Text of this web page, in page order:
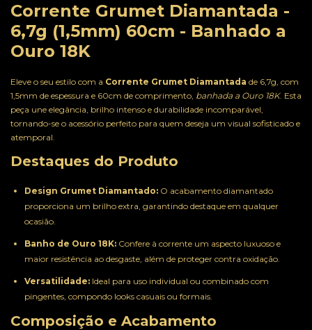
Corrente Grumet Diamantada -
6,7g (1,5mm) 60cm - Banhado a
Ouro 18K
Eleve o seu estilo com a Corrente Grumet Diamantada de 6,7g, com
1,5mm de espessura e 60cm de comprimento, banhada a Ouro 18K. Esta
peça une elegância, brilho intenso e durabilidade incomparável,
tornando-se o acessório perfeito para quem deseja um visual sofisticado e
atemporal.
Destaques do Produto
Design Grumet Diamantado: O acabamento diamantado
proporciona um brilho extra, garantindo destaque em qualquer
ocasião.
Banho de Ouro 18K: Confere à corrente um aspecto luxuoso e
maior resistência ao desgaste, além de proteger contra oxidação.
Versatilidade: Ideal para uso individual ou combinado com
pingentes, compondo looks casuais ou formais.
Composição e Acabamento